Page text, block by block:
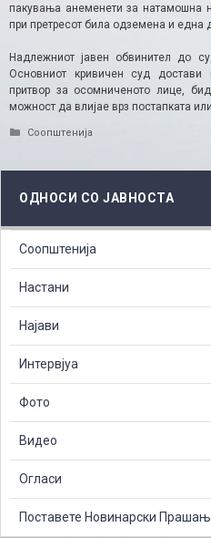
пакувања анеменети за натамошна
при претресот била одземена и една
Надлежниот јавен обвинител до
Основниот кривичен суд
притвор за осомниченото лице,
можност да влијае врз постапката
Categories
Соопштенија
ОДНОСИ СО ЈАВНОСТА
Соопштенија
Настани
Најави
Интервјуа
Фото
Видео
Огласи
Поставете Новинарски